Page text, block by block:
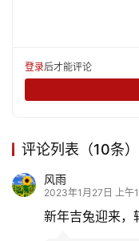
题登录后才能评论
评论列表（10条）
风雨
2023年1月27日 上午
新年吉兔迎来